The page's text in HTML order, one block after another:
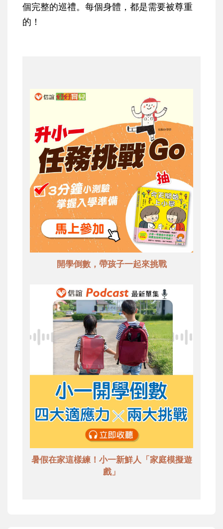
個完整的巡禮。每個身體，都是需要被尊重
的！
開學倒數，帶孩子一起來挑戰
暑假在家這樣練！小一新鮮人「家庭模擬遊
戲」